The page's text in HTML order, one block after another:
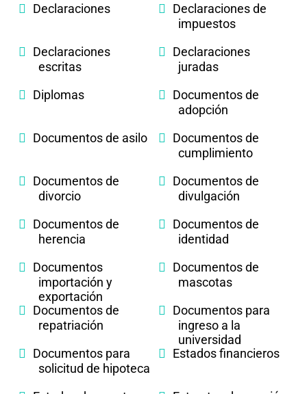
Declaraciones
Declaraciones de
impuestos
Declaraciones
escritas
Declaraciones
juradas
Diplomas
Documentos de
adopción
Documentos de asilo
Documentos de
cumplimiento
Documentos de
divorcio
Documentos de
divulgación
Documentos de
herencia
Documentos de
identidad
Documentos
importación y
exportación
Documentos de
mascotas
Documentos de
repatriación
Documentos para
ingreso a la
universidad
Documentos para
solicitud de hipoteca
Estados financieros